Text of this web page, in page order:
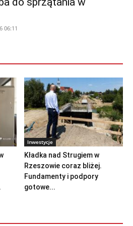
06:11
Inwestycje
Kładka nad Strugiem w
Rzeszowie coraz bliżej.
Fundamenty i podpory
gotowe...